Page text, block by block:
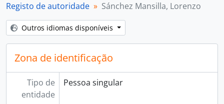
Registo de autoridade Sánchez Mansilla, Lorenzo
Outros idiomas disponíveis
Zona de identificação
Tipo de
entidade
Pessoa singular